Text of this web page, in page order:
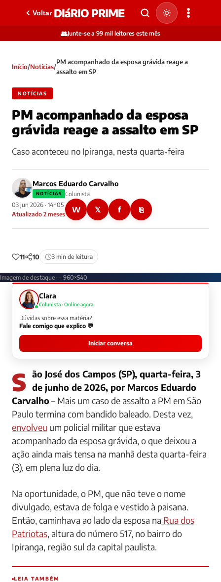
Voltar DIáRIO PRIME
👥Junte-se a 99 mil leitores este mês
Início/Notícias/
PM acompanhado da esposa grávida reage a
assalto em SP
NOTÍCIAS
PM acompanhado da esposa
grávida reage a assalto em SP
Caso aconteceu no Ipiranga, nesta quarta-feira
Marcos Eduardo Carvalho
NOTÍCIAS
Colunista
03 jun 2026 · 14h05
Atualizado 2 meses
W 𝕏 f ⎘
11 10 3 min de leitura
Imagem de destaque — 960×540
Clara
Colunista · Online agora
Dúvidas sobre essa matéria?
Fale comigo que explico 💬
Iniciar conversa
São José dos Campos (SP), quarta-feira, 3 de junho de 2026, por Marcos Eduardo
Carvalho– Mais um caso de assalto a PM em São
Paulo termina com bandido baleado. Desta vez,
envolveu um policial militar que estava
acompanhado da esposa grávida, o que deixou a
ação ainda mais tensa na manhã desta quarta-feira
(3), em plena luz do dia.
Na oportunidade, o PM, que não teve o nome
divulgado, estava de folga e vestido à paisana.
Então, caminhava ao lado da esposa na Rua dos
Patriotas, altura do número 517, no bairro do
Ipiranga, região sul da capital paulista.
LEIA TAMBÉM